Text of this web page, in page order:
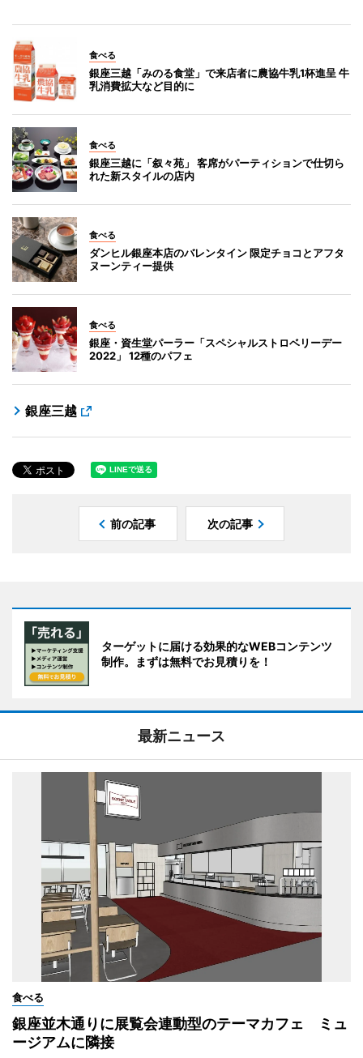
食べる
銀座三越「みのる食堂」で来店者に農協牛乳1杯進呈 牛
乳消費拡大など目的に
食べる
銀座三越に「叙々苑」 客席がパーティションで仕切ら
れた新スタイルの店内
食べる
ダンヒル銀座本店のバレンタイン 限定チョコとアフタ
ヌーンティー提供
食べる
銀座・資生堂パーラー「スペシャルストロベリーデー
2022」 12種のパフェ
銀座三越
前の記事 次の記事
ターゲットに届ける効果的なWEBコンテンツ
制作。まずは無料でお見積りを！
最新ニュース
食べる
銀座並木通りに展覧会連動型のテーマカフェ ミュ
ージアムに隣接